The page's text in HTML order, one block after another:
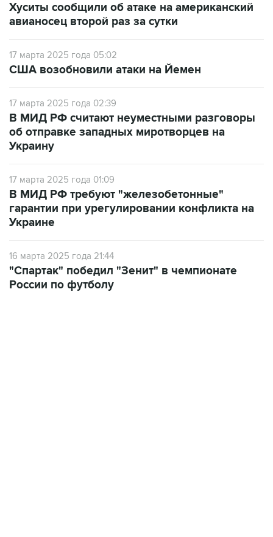
Хуситы сообщили об атаке на американский
авианосец второй раз за сутки
17 марта 2025 года 05:02
США возобновили атаки на Йемен
17 марта 2025 года 02:39
В МИД РФ считают неуместными разговоры
об отправке западных миротворцев на
Украину
17 марта 2025 года 01:09
В МИД РФ требуют "железобетонные"
гарантии при урегулировании конфликта на
Украине
16 марта 2025 года 21:44
"Спартак" победил "Зенит" в чемпионате
России по футболу